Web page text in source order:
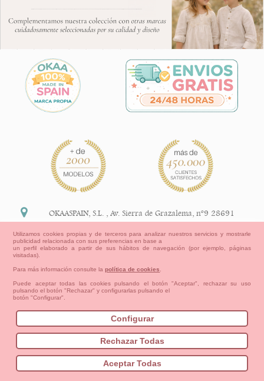
Bebés Pequeños/as Niña Niño
Mamas & Papas
NUEVA COLECCION
OUTLET-ULTIMAS TALLAS
Información Legal
política de devoluciones y reembolsos
Aviso Legal Aviso Cookies
Cómo crear tu cuenta OKAA.
Mapa del sitio
OKAASPAIN, S.L. ,Av. Sierra de Grazalema, nº9 28691
+34 91 113 89 09
Utilizamos cookies propias y de terceros para analizar nuestros servicios y mostrarle
publicidad relacionada con sus preferencias en base a
un perfil elaborado a partir de sus hábitos de navegación (por ejemplo, páginas
visitadas).
Para más información consulte lapolítica de cookies
Puede aceptar todas las cookies pulsando el botón "Aceptar", rechazar su uso
pulsando el botón "Rechazar" y configurarlas pulsando el
botón "Configurar".
Configurar
Rechazar Todas
Aceptar Todas